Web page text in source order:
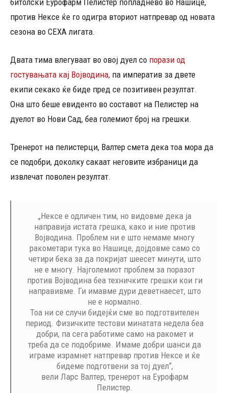
битолски Еурофарм Пелистер попладнево во Нашице,
против Нексе ќе го одигра вториот натпревар од новата
сезона во СЕХА лигата.
Двата тима влегуваат во овој дуел со порази од
гостувањата кај Војводина, па императив за двете
екипи секако ќе биде пред се позитивен резултат.
Она што беше евиденто во составот на Пелистер на
дуелот во Нови Сад, беа големиот број на грешки.
Тренерот на пелистерци, Валтер смета дека тоа мора да
се подобри, доколку сакаат неговите избраници да
извлечат поволен резултат.
„Нексе е одличен тим, но видовме дека ја
направија истата грешка, како и ние против
Војводина. Проблем ни е што немаме многу
ракометари тука во Нашице, дојдовме само со
четири бека за да покријат шеесет минути, што
не е многу. Најголемиот проблем за поразот
против Војводина беа техничките грешки кои ги
направивме. Ги имавме дури деветнаесет, што
не е нормално.
Тоа ни се случи бидејќи сме во подготвителен
период. Физичките тестови минатата недела беа
добри, па сега работиме само на ракомет и
треба да се подобриме. Имаме добри шанси да
играме израмнет натпревар против Нексе и ќе
бидеме подготвени за тој дуел“,
вели Ларс Валтер, тренерот на Еурофарм
Пелистер.